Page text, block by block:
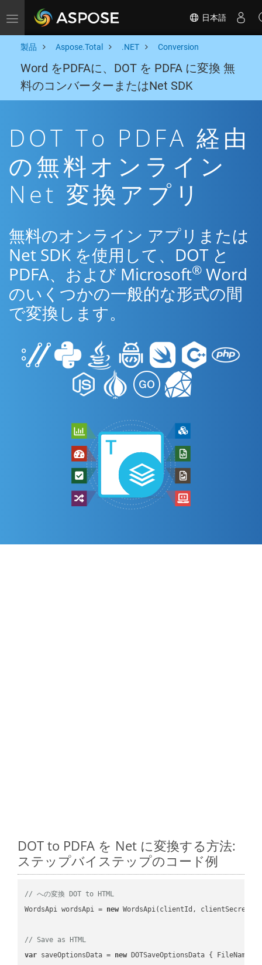
Toggle navigation 日本語
製品 Aspose.Total .NET Conversion
Word をPDFAに、DOT を PDFA に変換 無
料のコンバーターまたはNet SDK
DOT To PDFA 経由
の無料オンライン
Net 変換アプリ
無料のオンライン アプリまたは
Net SDK を使用して、DOT と
PDFA、および Microsoft® Word
のいくつかの一般的な形式の間
で変換します。
DOT to PDFA を Net に変換する方法:
ステップバイステップのコード例
// への変換 DOT to HTML
WordsApi wordsApi = new WordsApi(clientId, clientSecret);
// Save as HTML
var saveOptionsData = new DOTSaveOptionsData { FileName =